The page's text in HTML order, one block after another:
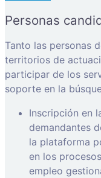
Personas
Tanto las personas
territorios de
participar de los
soporte en la
Inscripción en
demandantes
la plataforma
en los
empleo